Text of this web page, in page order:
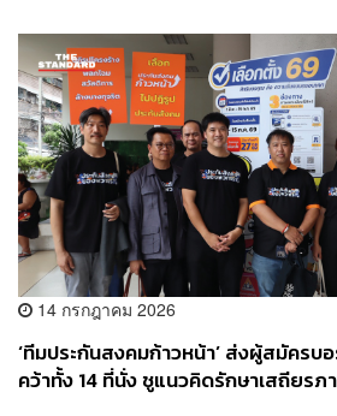
14 กรกฎาคม 2026
‘ทีมประกันสงคมก้าวหน้า’ ส่งผู้สมัครบ
คว้าทั้ง 14 ที่นั่ง ชูแนวคิดรักษาเสถียรภ